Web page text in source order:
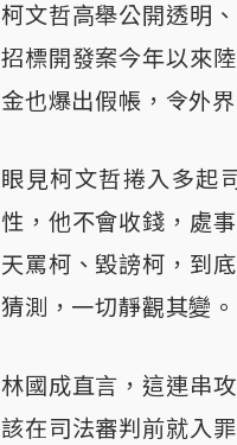
柯文哲高舉公開透明
招標開發案今年以來
金也爆出假帳，令外界
眼見柯文哲捲入多起
性，他不會收錢，處
天罵柯、毀謗柯，到
猜測，一切靜觀其變。
林國成直言，這連串
該在司法審判前就入